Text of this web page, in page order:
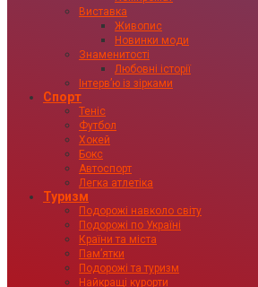
Виставка
Живопис
Новинки моди
Знаменитості
Любовні історії
Інтервʼю із зірками
Спорт
Теніс
Футбол
Хокей
Бокс
Автоспорт
Легка атлетіка
Туризм
Подорожі навколо світу
Подорожі по Україні
Країни та міста
Пам’ятки
Подорожі та туризм
Найкращі курорти